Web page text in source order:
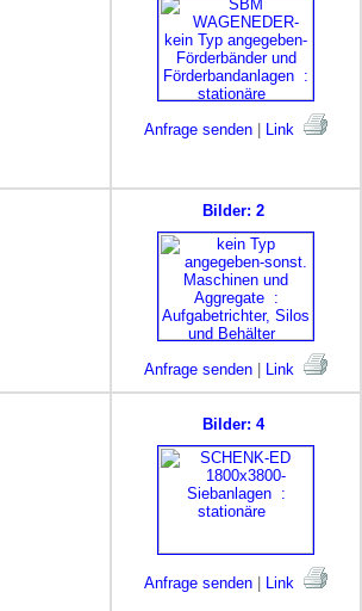
Anfrage senden Link
Bilder: 2
Anfrage senden Link
Bilder: 4
Anfrage senden Link